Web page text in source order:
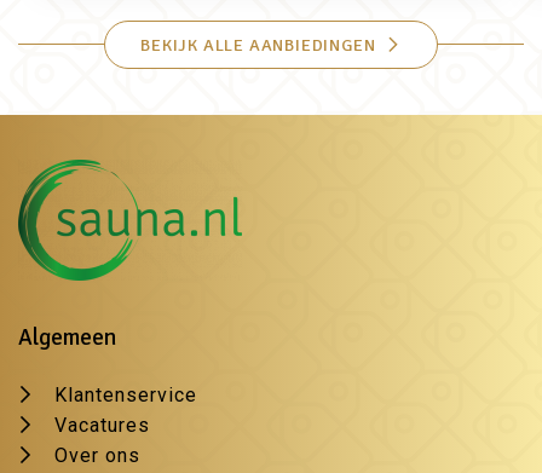
BEKIJK ALLE AANBIEDINGEN
Algemeen
Klantenservice
Vacatures
Over ons